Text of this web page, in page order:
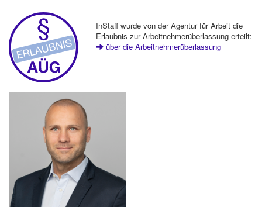
InStaff wurde von der Agentur für Arbeit die
Erlaubnis zur Arbeitnehmerüberlassung erteilt:
über die Arbeitnehmerüberlassung